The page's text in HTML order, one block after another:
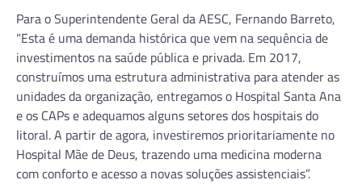
Para o Superintendente Geral da AESC, Fernando Barreto,
“Esta é uma demanda histórica que vem na sequência de
investimentos na saúde pública e privada. Em 2017,
construímos uma estrutura administrativa para atender as
unidades da organização, entregamos o Hospital Santa Ana
e os CAPs e adequamos alguns setores dos hospitais do
litoral. A partir de agora, investiremos prioritariamente no
Hospital Mãe de Deus, trazendo uma medicina moderna
com conforto e acesso a novas soluções assistenciais”.